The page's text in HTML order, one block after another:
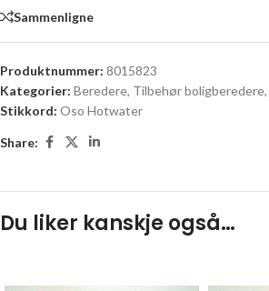
Sammenligne
Produktnummer: 8015823
Kategorier: Beredere, Tilbehør boligberedere,
Stikkord: Oso Hotwater
Share:
Du liker kanskje også…